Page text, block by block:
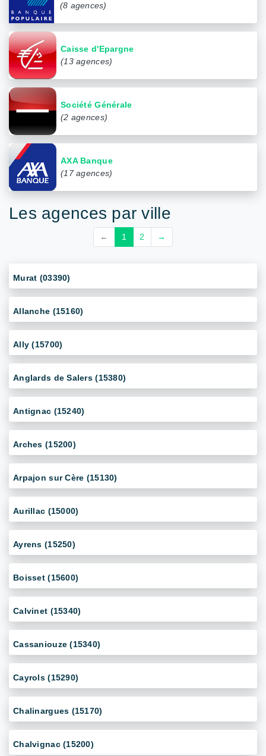
(8 agences)
Caisse d'Epargne
(13 agences)
Société Générale
(2 agences)
AXA Banque
(17 agences)
Les agences par ville
← 1 2 →
Murat (03390)
Allanche (15160)
Ally (15700)
Anglards de Salers (15380)
Antignac (15240)
Arches (15200)
Arpajon sur Cère (15130)
Aurillac (15000)
Ayrens (15250)
Boisset (15600)
Calvinet (15340)
Cassaniouze (15340)
Cayrols (15290)
Chalinargues (15170)
Chalvignac (15200)